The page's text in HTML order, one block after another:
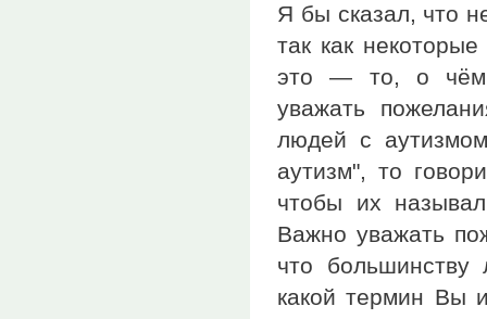
Я бы сказал, что
так как
это — то, о чём
уважать
людей с
аутизм", то
чтобы их
Важно уважать
что большинству
какой термин Вы